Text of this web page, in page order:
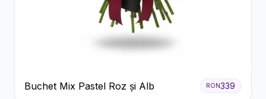
Buchet Mix Pastel Roz și Alb RON339